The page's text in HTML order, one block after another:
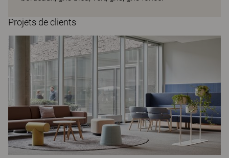
Projets de clients